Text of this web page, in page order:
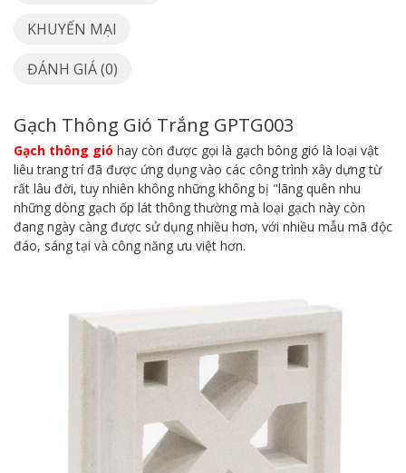
KHUYẾN MẠI
ĐÁNH GIÁ (0)
Gạch Thông Gió Trắng GPTG003
Gạch thông gió hay còn được gọi là gạch bông gió là loại vật
liêu trang trí đã được ứng dụng vào các công trình xây dựng từ
rất lâu đời, tuy nhiên không những không bị "lãng quên nhu
những dòng gạch ốp lát thông thường mà loại gạch này còn
đang ngày càng được sử dụng nhiều hơn, với nhiều mẫu mã độc
đáo, sáng tại và công năng ưu việt hơn.